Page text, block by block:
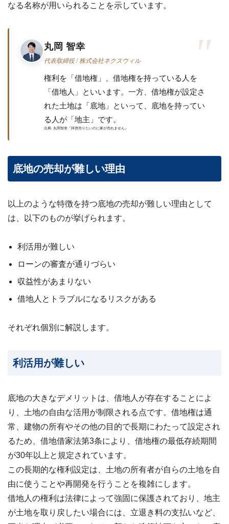
は
業
日
で
ご
無料
査
定・
お問
い合
わせ
ォー
📞
料査
定
0120-
536-
9:00〜
資料
ダウ
ンロ
ード
（無
料）
サー
なる名称が用いられることを示しています。
丸岡 智幸
代表取締役 / 株式会社ネクスウィル
権利を「借地権」、借地権を持っている人を
「借地人」といいます。一方、借地権が設定さ
れた土地は「底地」といって、底地を持ってい
る人が「地主」です。
出典: 丸岡智幸『拝啓売りたいのに家が売れません』
底地の売却が難しい理由
以上のような特徴を持つ底地の売却が難しい理由として
は、以下のものが挙げられます。
利活用が難しい
ローンの審査が通りづらい
収益性があまりない
借地人とトラブルになるリスクがある
それぞれ個別に解説します。
利活用が難しい
底地の大きなデメリットは、借地人が存在することによ
り、土地の自由な活用が制限される点です。借地権は通
常、建物の所有やその他の目的で長期にわたって設定され
るため、 借地借家法第3条により、借地権の最低存続期間
が30年以上と規定されています。
この長期的な権利設定は、土地の所有者が自らの土地を自
由に使うことや再開発を行うことを複雑にします。
借地人の権利は法律によって強固に保護されており、地主
が土地を取り戻したい場合には、立退き料の支払いなど、